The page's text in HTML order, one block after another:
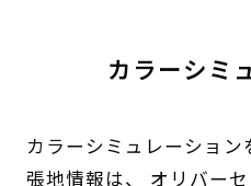
カラーシミ
カラーシミュレーション
張地情報は、 オリバー